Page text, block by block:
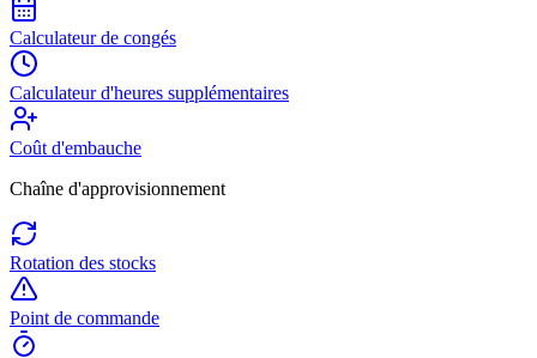
Calculateur de congés
Calculateur d'heures supplémentaires
Coût d'embauche
Chaîne d'approvisionnement
Rotation des stocks
Point de commande